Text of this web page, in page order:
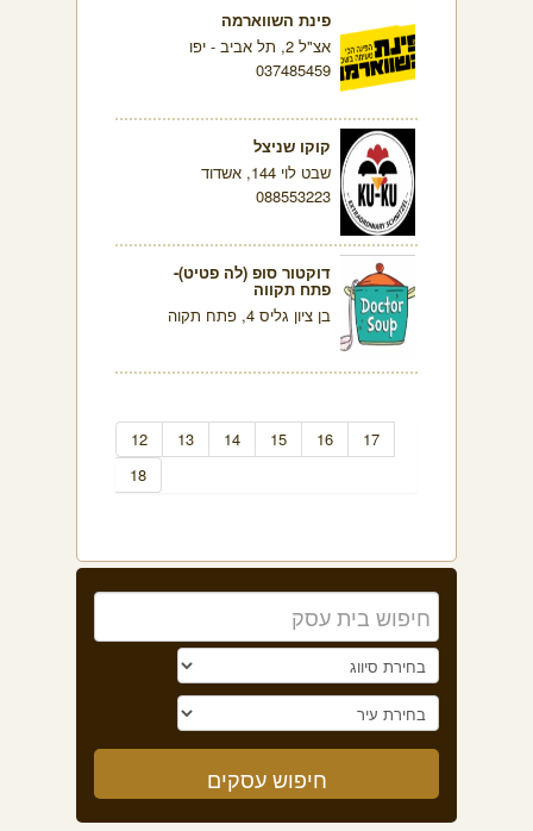
פינת השווארמה
אצ"ל 2, תל אביב - יפו
037485459
קוקו שניצל
שבט לוי 144, אשדוד
088553223
דוקטור סופ (לה פטיט)-
פתח תקווה
בן ציון גליס 4, פתח תקוה
12 13 14 15 16
17
18